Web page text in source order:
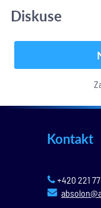
Diskuse
Kontakt
+420 221